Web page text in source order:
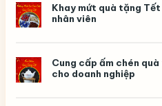
Khay mứt quà tặng
nhân viên
Cung cấp ấm chén
cho doanh nghiệp